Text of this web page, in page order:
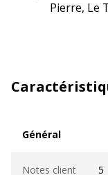
Pierre, Le
Général
Notes client 5